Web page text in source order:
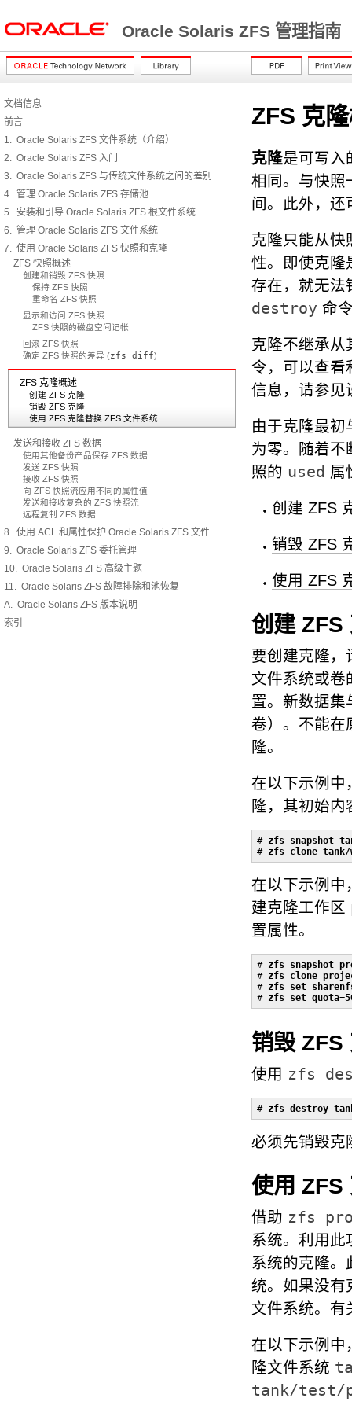
Oracle Solaris ZFS 管理指南
文档信息
前言
1. Oracle Solaris ZFS 文件系统（介绍）
2. Oracle Solaris ZFS 入门
3. Oracle Solaris ZFS 与传统文件系统之间的差别
4. 管理 Oracle Solaris ZFS 存储池
5. 安装和引导 Oracle Solaris ZFS 根文件系统
6. 管理 Oracle Solaris ZFS 文件系统
7. 使用 Oracle Solaris ZFS 快照和克隆
ZFS 快照概述
创建和销毁 ZFS 快照
保持 ZFS 快照
重命名 ZFS 快照
显示和访问 ZFS 快照
ZFS 快照的磁盘空间记帐
回滚 ZFS 快照
确定 ZFS 快照的差异 (zfs diff)
ZFS 克隆概述
创建 ZFS 克隆
销毁 ZFS 克隆
使用 ZFS 克隆替换 ZFS 文件系统
发送和接收 ZFS 数据
使用其他备份产品保存 ZFS 数据
发送 ZFS 快照
接收 ZFS 快照
向 ZFS 快照流应用不同的属性值
发送和接收复杂的 ZFS 快照流
远程复制 ZFS 数据
8. 使用 ACL 和属性保护 Oracle Solaris ZFS 文件
9. Oracle Solaris ZFS 委托管理
10. Oracle Solaris ZFS 高级主题
11. Oracle Solaris ZFS 故障排除和池恢复
A. Oracle Solaris ZFS 版本说明
索引
ZFS 克
克隆是可写入
相同。与快照
间。此外，还
克隆只能从快
性。即使克隆
存在，就无法
destroy 命
克隆不继承
令，可以查看
信息，请参见
由于克隆最
为零。随着不
照的 used 属
创建 ZFS
销毁 ZFS
使用 ZFS
创建 ZFS
要创建克隆
文件系统或卷
置。新数据集
卷）。不能在
隆。
在以下示例
隆，其初始
# zfs snapshot
# zfs clone tank/
在以下示例
建克隆工作区
置属性。
# zfs snapshot
# zfs clone
# zfs set
# zfs set
销毁 ZFS
使用 zfs
# zfs destroy
必须先销毁克
使用 ZFS
借助 zfs
系统。利用此
系统的克隆
统。如果没有
文件系统。有
在以下示例
隆文件系统
tank/test/